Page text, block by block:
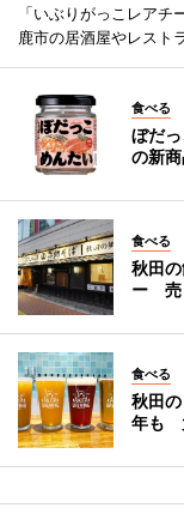
「いぶりがっこレア
鹿市の居酒屋やレスト
食べる
ぼだ
の新
食べる
秋田
ー 売
食べる
秋田
年も